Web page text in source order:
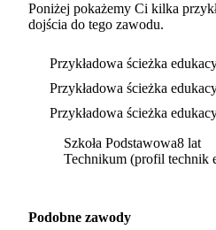
Poniżej pokażemy Ci kilka
dojścia do tego zawodu.
Przykładowa ścieżka
Przykładowa ścieżka
Przykładowa ścieżka
Szkoła Podstawowa8 lat
Technikum (profil technik
Podobne zawody